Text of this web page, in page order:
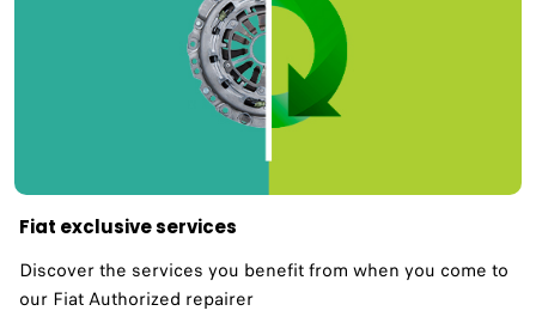
Fiat exclusive services
Discover the services you benefit from when you come to
our Fiat Authorized repairer